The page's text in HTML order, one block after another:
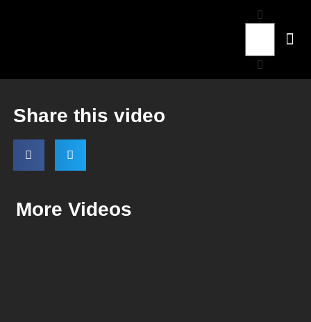
Share this video
More Videos